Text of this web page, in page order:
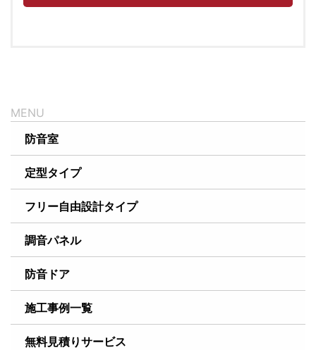
防音室
定型タイプ
フリー自由設計タイプ
調音パネル
防音ドア
施工事例一覧
無料見積りサービス